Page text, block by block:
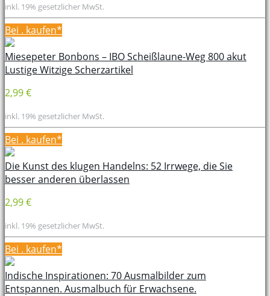
inkl. 19% gesetzlicher MwSt.
Bei . kaufen*
Miesepeter Bonbons – IBO Scheißlaune-Weg 800 akut
Lustige Witzige Scherzartikel
2,99 €
inkl. 19% gesetzlicher MwSt.
Bei . kaufen*
Die Kunst des klugen Handelns: 52 Irrwege, die Sie
besser anderen überlassen
2,99 €
inkl. 19% gesetzlicher MwSt.
Bei . kaufen*
Indische Inspirationen: 70 Ausmalbilder zum
Entspannen. Ausmalbuch für Erwachsene.